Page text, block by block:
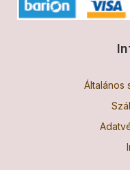
Általános